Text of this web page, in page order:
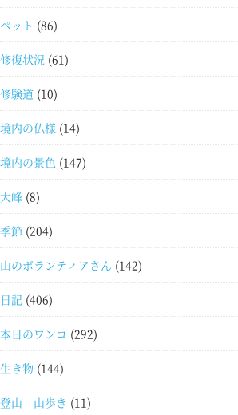
ペット (86)
修復状況 (61)
修験道 (10)
境内の仏様 (14)
境内の景色 (147)
大峰 (8)
季節 (204)
山のボランティアさん (142)
日記 (406)
本日のワンコ (292)
生き物 (144)
登山 山歩き (11)